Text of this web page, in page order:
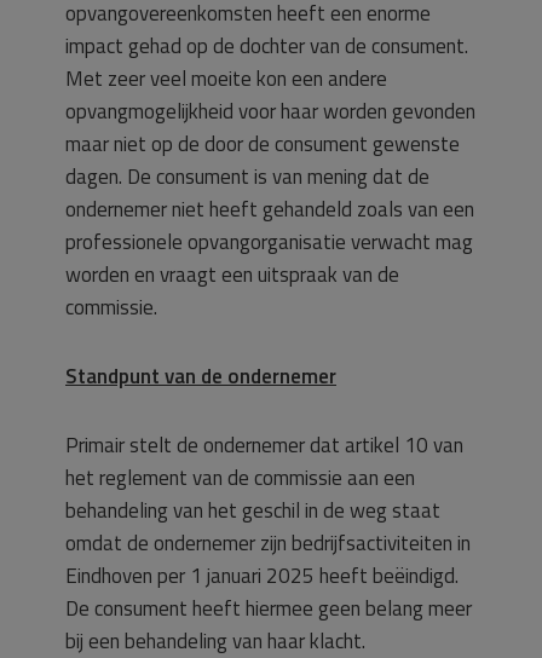
opvangovereenkomsten heeft een enorme
impact gehad op de dochter van de consument.
Met zeer veel moeite kon een andere
opvangmogelijkheid voor haar worden gevonden
maar niet op de door de consument gewenste
dagen. De consument is van mening dat de
ondernemer niet heeft gehandeld zoals van een
professionele opvangorganisatie verwacht mag
worden en vraagt een uitspraak van de
commissie.
Standpunt van de ondernemer
Primair stelt de ondernemer dat artikel 10 van
het reglement van de commissie aan een
behandeling van het geschil in de weg staat
omdat de ondernemer zijn bedrijfsactiviteiten in
Eindhoven per 1 januari 2025 heeft beëindigd.
De consument heeft hiermee geen belang meer
bij een behandeling van haar klacht.